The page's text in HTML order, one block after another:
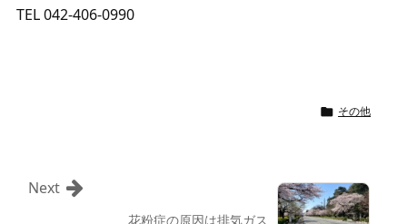
TEL 042-406-0990
 その他
花粉症の原因は排気ガス
Next